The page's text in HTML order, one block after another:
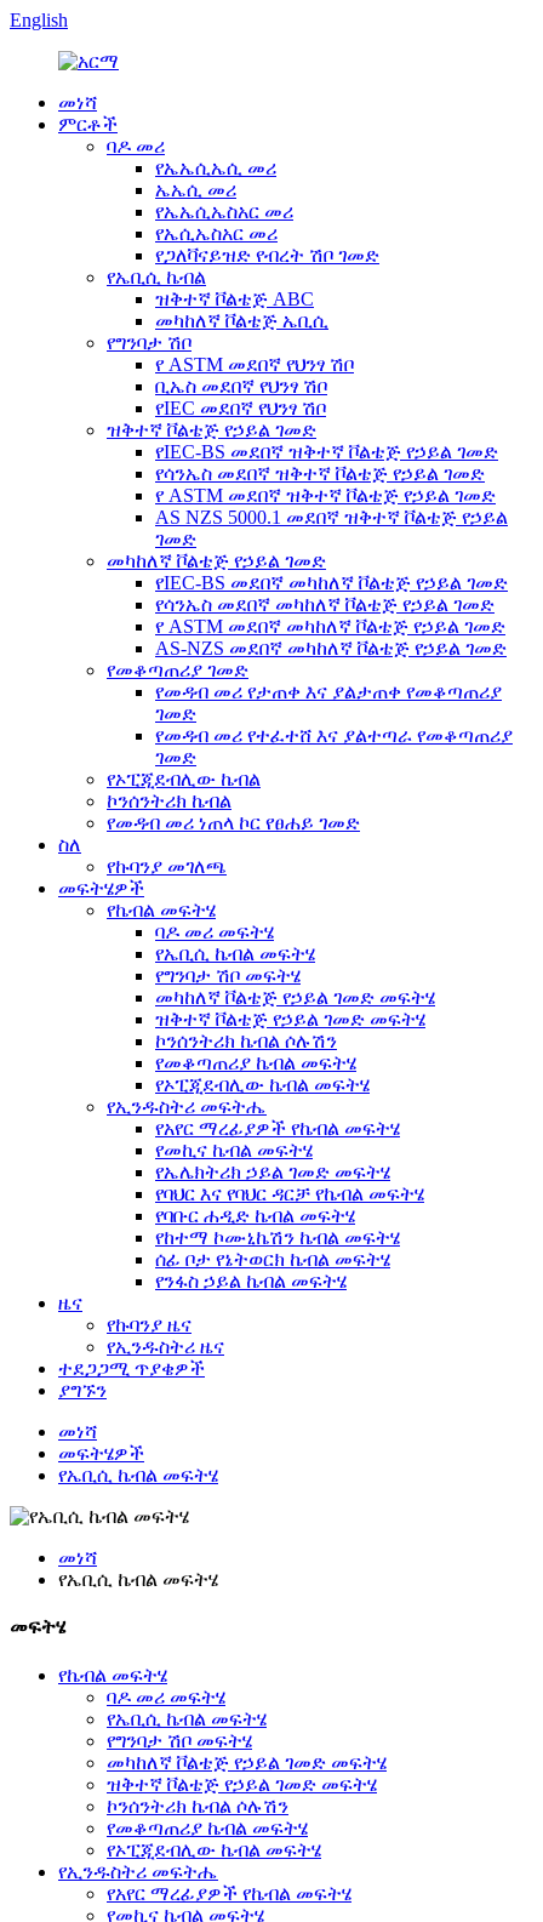
English
መነሻ
ምርቶች
ባዶ መሪ
የኤኤሲኤሲ መሪ
ኤኤሲ መሪ
የኤኤሲኤስአር መሪ
የኤሲኤስአር መሪ
የጋለቫናይዝድ የብረት ሽቦ ገመድ
የኤቢሲ ኬብል
ዝቅተኛ ቮልቴጅ ABC
መካከለኛ ቮልቴጅ ኤቢሲ
የግንባታ ሽቦ
የ ASTM መደበኛ የህንፃ ሽቦ
ቢኤስ መደበኛ የህንፃ ሽቦ
የIEC መደበኛ የህንፃ ሽቦ
ዝቅተኛ ቮልቴጅ የኃይል ገመድ
የIEC-BS መደበኛ ዝቅተኛ ቮልቴጅ የኃይል ገመድ
የሳንኤስ መደበኛ ዝቅተኛ ቮልቴጅ የኃይል ገመድ
የ ASTM መደበኛ ዝቅተኛ ቮልቴጅ የኃይል ገመድ
AS NZS 5000.1 መደበኛ ዝቅተኛ ቮልቴጅ የኃይል
ገመድ
መካከለኛ ቮልቴጅ የኃይል ገመድ
የIEC-BS መደበኛ መካከለኛ ቮልቴጅ የኃይል ገመድ
የሳንኤስ መደበኛ መካከለኛ ቮልቴጅ የኃይል ገመድ
የ ASTM መደበኛ መካከለኛ ቮልቴጅ የኃይል ገመድ
AS-NZS መደበኛ መካከለኛ ቮልቴጅ የኃይል ገመድ
የመቆጣጠሪያ ገመድ
የመዳብ መሪ የታጠቀ እና ያልታጠቀ የመቆጣጠሪያ
ገመድ
የመዳብ መሪ የተፈተሸ እና ያልተጣራ የመቆጣጠሪያ
ገመድ
የኦፒጂደብሊው ኬብል
ኮንሰንትሪክ ኬብል
የመዳብ መሪ ነጠላ ኮር የፀሐይ ገመድ
ስለ
የኩባንያ መገለጫ
መፍትሄዎች
የኬብል መፍትሄ
ባዶ መሪ መፍትሄ
የኤቢሲ ኬብል መፍትሄ
የግንባታ ሽቦ መፍትሄ
መካከለኛ ቮልቴጅ የኃይል ገመድ መፍትሄ
ዝቅተኛ ቮልቴጅ የኃይል ገመድ መፍትሄ
ኮንሰንትሪክ ኬብል ሶሉሽን
የመቆጣጠሪያ ኬብል መፍትሄ
የኦፒጂደብሊው ኬብል መፍትሄ
የኢንዱስትሪ መፍትሔ
የአየር ማረፊያዎች የኬብል መፍትሄ
የመኪና ኬብል መፍትሄ
የኤሌክትሪክ ኃይል ገመድ መፍትሄ
የባህር እና የባህር ዳርቻ የኬብል መፍትሄ
የባቡር ሐዲድ ኬብል መፍትሄ
የከተማ ኮሙኒኬሽን ኬብል መፍትሄ
ሰፊ ቦታ የኔትወርክ ኬብል መፍትሄ
የንፋስ ኃይል ኬብል መፍትሄ
ዜና
የኩባንያ ዜና
የኢንዱስትሪ ዜና
ተደጋጋሚ ጥያቄዎች
ያግኙን
መነሻ
መፍትሄዎች
የኤቢሲ ኬብል መፍትሄ
መነሻ
የኤቢሲ ኬብል መፍትሄ
መፍትሄ
የኬብል መፍትሄ
ባዶ መሪ መፍትሄ
የኤቢሲ ኬብል መፍትሄ
የግንባታ ሽቦ መፍትሄ
መካከለኛ ቮልቴጅ የኃይል ገመድ መፍትሄ
ዝቅተኛ ቮልቴጅ የኃይል ገመድ መፍትሄ
ኮንሰንትሪክ ኬብል ሶሉሽን
የመቆጣጠሪያ ኬብል መፍትሄ
የኦፒጂደብሊው ኬብል መፍትሄ
የኢንዱስትሪ መፍትሔ
የአየር ማረፊያዎች የኬብል መፍትሄ
የመኪና ኬብል መፍትሄ